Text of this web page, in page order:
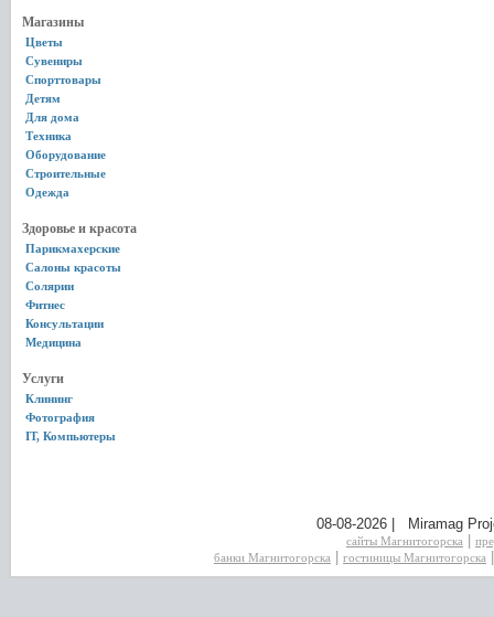
Магазины
Цветы
Сувениры
Спорттовары
Детям
Для дома
Техника
Оборудование
Строительные
Одежда
Здоровье и красота
Парикмахерские
Салоны красоты
Солярии
Фитнес
Консультации
Медицина
Услуги
Клининг
Фотография
IT, Компьютеры
08-08-2026 | Miramag
сайты Магнитогорска
банки Магнитогорска
гостиницы Магнитогорска